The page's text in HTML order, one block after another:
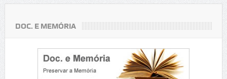
DOC. E MEMÓRIA